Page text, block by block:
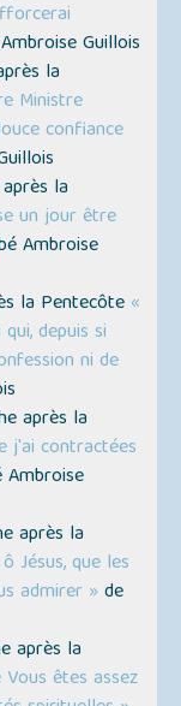
Guillois
la
Ministre
confiance
la
un jour être
Ambroise
la Pentecôte «
depuis si
ni de
après la
j'ai contractées
Ambroise
après la
Jésus, que les
admirer » de
après la
êtes assez